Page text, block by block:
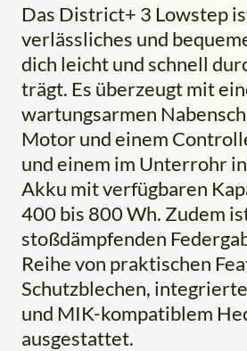
Das District+ 3 Lowstep
verlässliches und
dich leicht und schnell
trägt. Es überzeugt mit
wartungsarmen
Motor und einem
und einem im Unterrohr
Akku mit verfügbaren
400 bis 800 Wh. Zudem
stoßdämpfenden
Reihe von praktischen
Schutzblechen,
und MIK-kompatiblem
ausgestattet.